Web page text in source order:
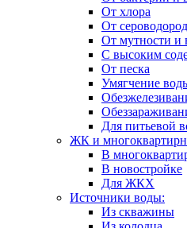
От хлора
От
От мутности и
С высоким
От песка
Умягчение
Для питьевой
ЖК и
В
В новостройке
Для ЖКХ
Источники воды:
Из скважины